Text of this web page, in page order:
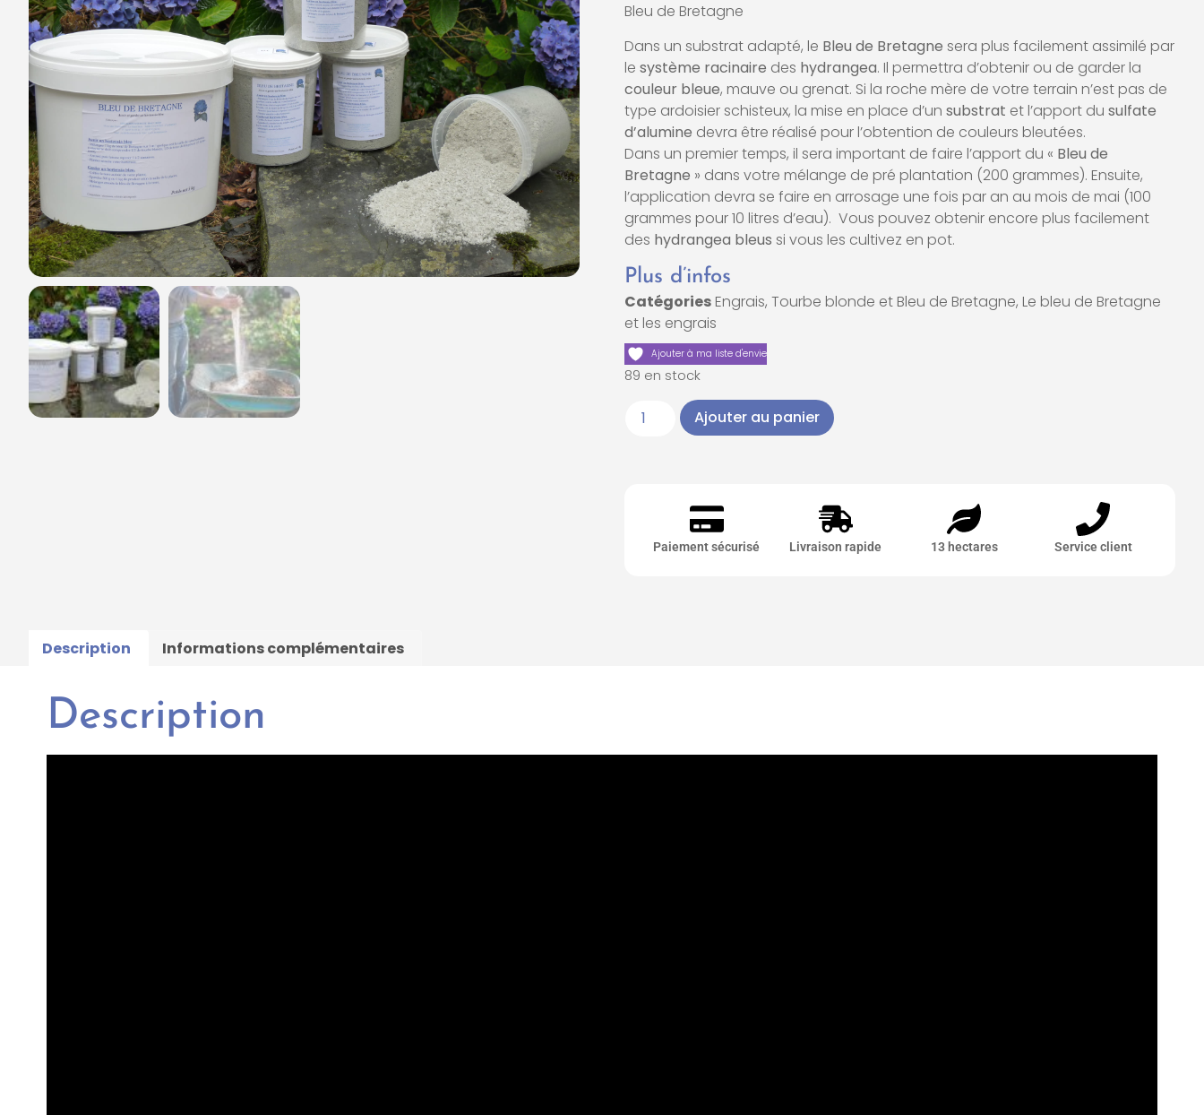
Bleu de Bretagne
Dans un substrat adapté, le Bleu de Bretagne sera plus facilement assimilé par
le système racinaire des hydrangea. Il permettra d’obtenir ou de garder la
couleur bleue, mauve ou grenat. Si la roche mère de votre terrain n’est pas de
type ardoisier schisteux, la mise en place d’un substrat et l’apport du sulfate
d’alumine devra être réalisé pour l’obtention de couleurs bleutées.
Dans un premier temps, il sera important de faire l’apport du « Bleu de
Bretagne » dans votre mélange de pré plantation (200 grammes). Ensuite,
l’application devra se faire en arrosage une fois par an au mois de mai (100
grammes pour 10 litres d’eau). Vous pouvez obtenir encore plus facilement
des hydrangea bleus si vous les cultivez en pot.
Plus d’infos
Catégories Engrais, Tourbe blonde et Bleu de Bretagne, Le bleu de Bretagne
et les engrais
Ajouter à ma liste d'envie
89 en stock
Ajouter au panier
Paiement sécurisé Livraison rapide 13 hectares Service client
Description Informations complémentaires
Description